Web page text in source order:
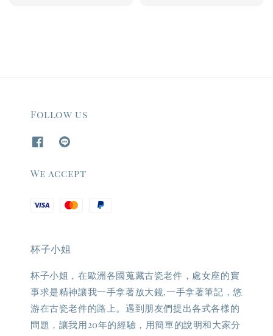
Follow us
We accept
杯子小姐
杯子小姐，在歐洲各國蒐藏古瓷老件，處女座的實
事求是精神讓我一手拿著放大鏡,一手拿著筆記，悠
游在古瓷老件的路上。遇到朋友們提出各式各樣的
問題，讓我用20年的經驗，用簡單的說明和大家分